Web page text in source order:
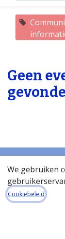
Geen
Startpagina
Over de
Hoe werkt de
Wat zit er in de
We gebruiken
Cookiebeleid